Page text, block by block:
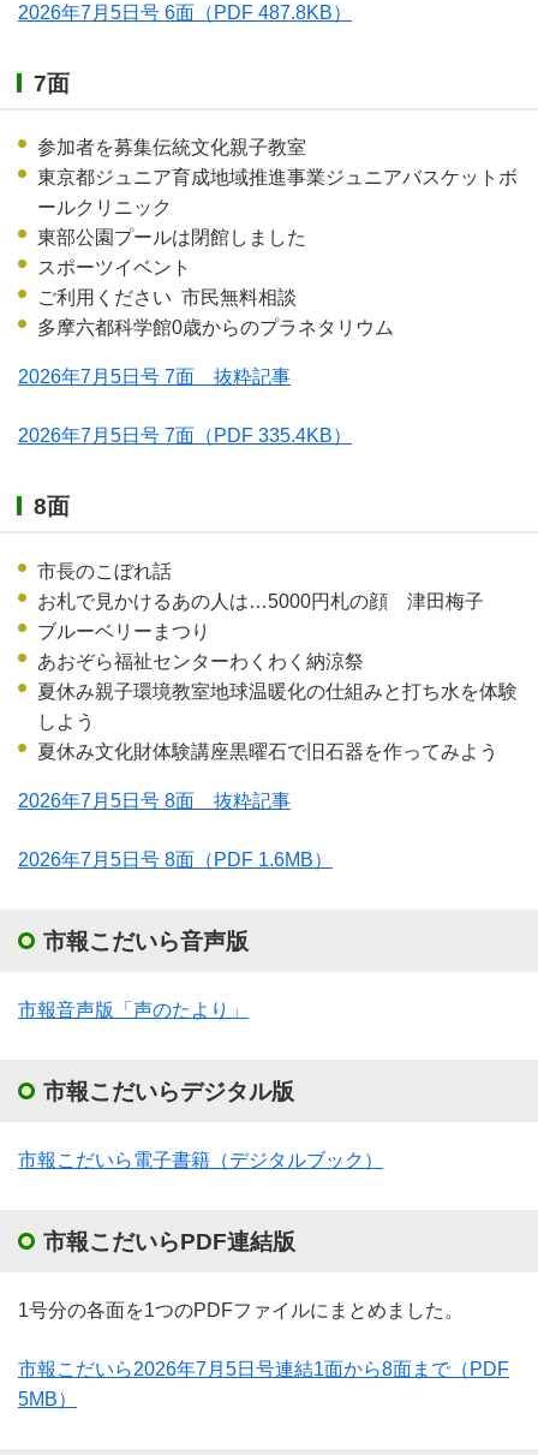
2026年7月5日号 6面 （PDF 487.8KB）
7面
参加者を募集伝統文化親子教室
東京都ジュニア育成地域推進事業ジュニアバスケットボ
ールクリニック
東部公園プールは閉館しました
スポーツイベント
ご利用ください 市民無料相談
多摩六都科学館0歳からのプラネタリウム
2026年7月5日号 7面 抜粋記事
2026年7月5日号 7面 （PDF 335.4KB）
8面
市長のこぼれ話
お札で見かけるあの人は…5000円札の顔 津田梅子
ブルーベリーまつり
あおぞら福祉センターわくわく納涼祭
夏休み親子環境教室地球温暖化の仕組みと打ち水を体験
しよう
夏休み文化財体験講座黒曜石で旧石器を作ってみよう
2026年7月5日号 8面 抜粋記事
2026年7月5日号 8面 （PDF 1.6MB）
市報こだいら音声版
市報音声版「声のたより」
市報こだいらデジタル版
市報こだいら電子書籍（デジタルブック）
市報こだいらPDF連結版
1号分の各面を1つのPDFファイルにまとめました。
市報こだいら2026年7月5日号連結1面から8面まで（PDF
5MB）